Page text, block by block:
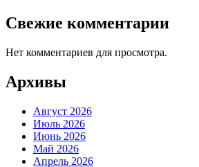
Свежие комментарии
Нет комментариев для просмотра.
Архивы
Август 2026
Июль 2026
Июнь 2026
Май 2026
Апрель 2026